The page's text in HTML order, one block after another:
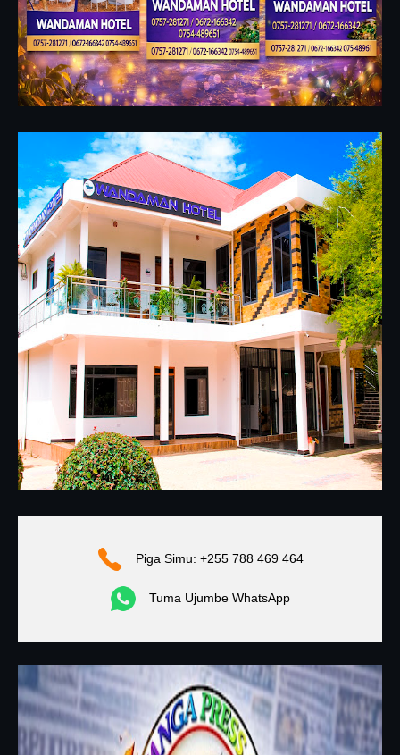
Piga Simu: +255 788 469 464
Tuma Ujumbe WhatsApp